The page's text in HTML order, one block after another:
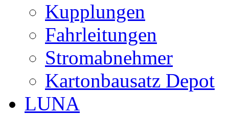
Kupplungen
Fahrleitungen
Stromabnehmer
Kartonbausatz Depot
LUNA